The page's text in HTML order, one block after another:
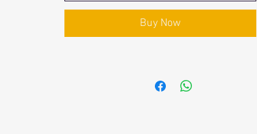
בישראל!
Buy Now